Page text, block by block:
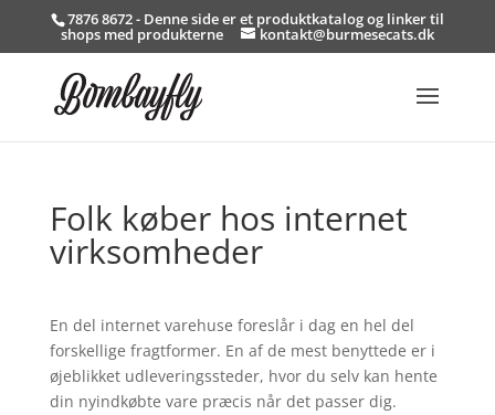
7876 8672 - Denne side er et produktkatalog og linker til
shops med produkterne kontakt@burmesecats.dk
Folk køber hos internet
virksomheder
En del internet varehuse foreslår i dag en hel del
forskellige fragtformer. En af de mest benyttede er i
øjeblikket udleveringssteder, hvor du selv kan hente
din nyindkøbte vare præcis når det passer dig.